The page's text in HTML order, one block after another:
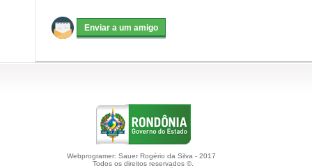
Webprogramer: Sauer Rogério da Silva - 2017
Todos os direitos reservados ©.